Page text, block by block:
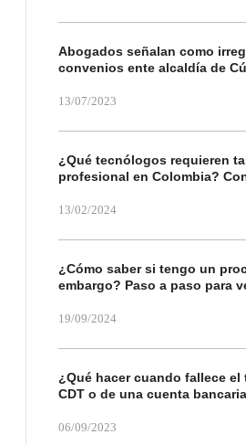
Abogados señalan como
convenios ente alcaldía de
13/07/2023
¿Qué tecnólogos requieren
profesional en Colombia?
13/02/2024
¿Cómo saber si tengo un
embargo? Paso a paso para
19/09/2024
¿Qué hacer cuando fallece el
CDT o de una cuenta
06/09/2023